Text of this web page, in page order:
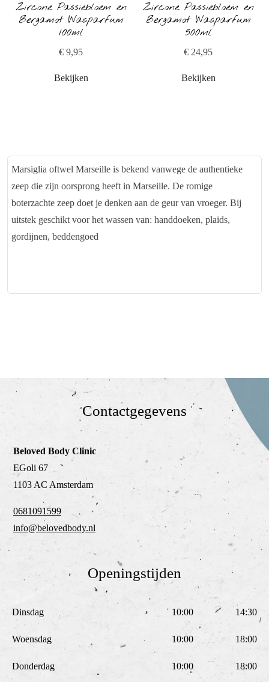
Zircone Passiebloem en
Bergamot Wasparfum
100ml
€ 9,95
Bekijken
Zircone Passiebloem en
Bergamot Wasparfum
500ml
€ 24,95
Bekijken
Marsiglia oftwel Marseille is bekend vanwege de authentieke
zeep die zijn oorsprong heeft in Marseille. De romige
boterzachte zeep doet je denken aan de geur van vroeger. Bij
uitstek geschikt voor het wassen van: handdoeken, plaids,
gordijnen, beddengoed
Contactgegevens
Beloved Body Clinic
EGoli 67
1103 AC Amsterdam
0681091599
info@belovedbody.nl
Openingstijden
Dinsdag 10:00 14:30
Woensdag 10:00 18:00
Donderdag 10:00 18:00